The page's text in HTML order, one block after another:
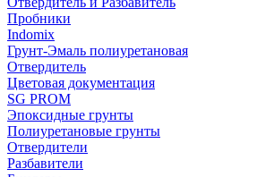
Пробники
Indomix
Грунт-Эмаль полиуретановая
Отвердитель
Цветовая документация
SG PROM
Эпоксидные грунты
Полиуретановые грунты
Отвердители
Разбавители